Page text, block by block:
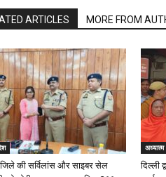
ARTICLES MORE FROM
जिले की सर्विलांस और साइबर सेल
अध्यात्म
दिल्ली